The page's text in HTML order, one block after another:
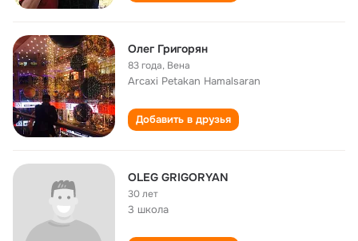
Олег Григорян
83 года, Вена
Arcaxi Petakan Hamalsaran
Добавить в друзья
OLEG GRIGORYAN
30 лет
3 школа